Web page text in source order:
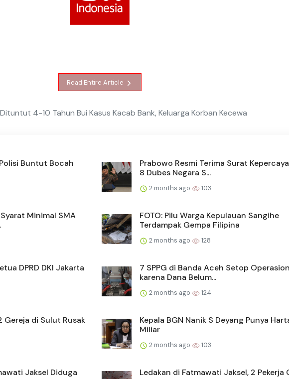
Read Entire Article
4-10 Tahun Bui Kasus Kacab Bank, Keluarga Korban Kecewa
Buntut Bocah
Prabowo Resmi Terima Surat
8 Dubes Negara S...
2 months ago 103
Minimal SMA
FOTO: Pilu Warga Kepulauan Sangihe
Terdampak Gempa Filipina
2 months ago 128
DPRD DKI Jakarta
7 SPPG di Banda Aceh Setop
karena Dana Belum...
2 months ago 124
Gereja di Sulut Rusak
Kepala BGN Nanik S Deyang Punya
Miliar
2 months ago 103
Jaksel Diduga
Ledakan di Fatmawati Jaksel, 2 Pekerja